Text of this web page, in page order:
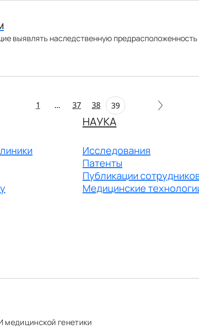
выявлять наследственную предрасположенность
1 ... 37 38 39
НАУКА
Исследования
Патенты
Публикации
Медицинские
медицинской генетики